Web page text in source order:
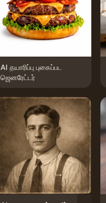
AI தயாரிப்பு புகைப்பட
ஜெனரேட்டர்